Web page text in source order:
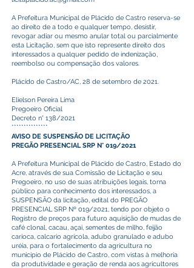
A Prefeitura Municipal de Plácido de Castro reserva-se
ao direito de a todo e qualquer tempo, desistir,
revogar adiar ou mesmo anular total ou parcialmente
esta Licitação, sem que isto represente direito dos
interessados a qualquer pedido de indenização,
reembolso ou compensação dos valores.
Plácido de Castro/AC, 28 de setembro de 2021.
Elielson Pereira Lima
Pregoeiro Oficial
Decreto n° 138/2021
***************
AVISO DE SUSPENSÃO DE LICITAÇÃO
PREGÃO PRESENCIAL SRP N° 019/2021
A Prefeitura Municipal de Plácido de Castro, Estado do
Acre, através de sua Comissão de Licitação e seu
Pregoeiro, no uso de suas atribuições legais, torna
público para conhecimento dos interessados, a
SUSPENSÃO da licitação, edital do PREGÃO
PRESENCIAL SRP Nº 019/2021, tendo por objeto o
Registro de preços para futuro aquisição de mudas de
café clonal, cacau, açai, sementes de milho, feijão
carioca, calcario agricola, adubo granulado e adubo
uréia, para o fortalecimento da agricultura no
municipio de Plácido de Castro, com vistas à melhoria
da produtividade e geração de renda aos agricultores